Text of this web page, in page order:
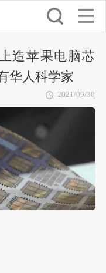
造苹果电脑芯
华人科学家
2021/09/30